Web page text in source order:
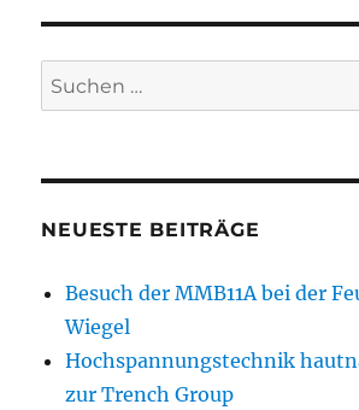
Suchen
nach:
NEUESTE BEITRÄGE
Besuch der MMB11A bei der
Wiegel
Hochspannungstechnik
zur Trench Group